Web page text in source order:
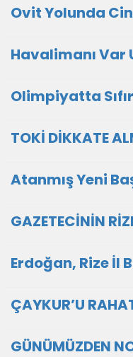
Ovit Yolunda
Havalimanı Var
Olimpiyatta
TOKİ DİKKATE
Atanmış Yeni
GAZETECİNİN
Erdoğan, Rize İl
ÇAYKUR’U
GÜNÜMÜZDEN